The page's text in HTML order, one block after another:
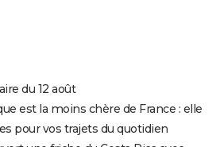
du 12 août
est la moins chère de France : elle
pour vos trajets du quotidien